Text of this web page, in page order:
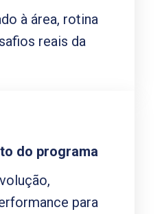
à área, rotina
reais da
do programa
para